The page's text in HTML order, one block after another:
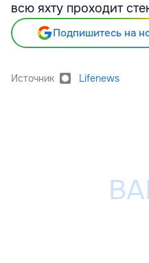
всю яхту проходит
Подпишитесь на
Источник Lifenews